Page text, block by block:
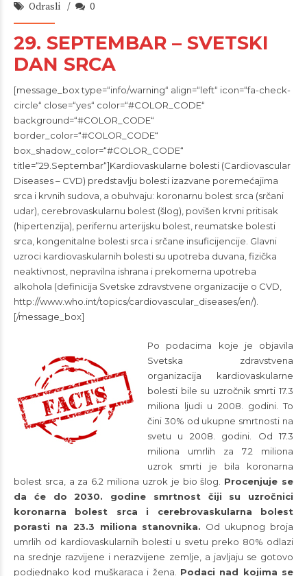
Odrasli 0
29. SEPTEMBAR – SVETSKI
DAN SRCA
[message_box type=“info/warning“ align=“left“ icon=“fa-check-
circle“ close=“yes“ color=“#COLOR_CODE“
background=“#COLOR_CODE“
border_color=“#COLOR_CODE“
box_shadow_color=“#COLOR_CODE“
title=“29.Septembar“]Kardiovaskularne bolesti (Cardiovascular
Diseases – CVD) predstavlju bolesti izazvane poremećajima
srca i krvnih sudova, a obuhvaju: koronarnu bolest srca (srčani
udar), cerebrovaskularnu bolest (šlog), povišen krvni pritisak
(hipertenzija), perifernu arterijsku bolest, reumatske bolesti
srca, kongenitalne bolesti srca i srčane insuficijencije. Glavni
uzroci kardiovaskularnih bolesti su upotreba duvana, fizička
neaktivnost, nepravilna ishrana i prekomerna upotreba
alkohola (definicija Svetske zdravstvene organizacije o CVD,
http://www.who.int/topics/cardiovascular_diseases/en/).
[/message_box]
Po podacima koje je objavila
Svetska zdravstvena
organizacija kardiovaskularne
bolesti bile su uzročnik smrti 17.3
miliona ljudi u 2008. godini. To
čini 30% od ukupne smrtnosti na
svetu u 2008. godini. Od 17.3
miliona umrlih za 7.2 miliona
uzrok smrti je bila koronarna
bolest srca, a za 6.2 miliona uzrok je bio šlog. Procenjuje se
da će do 2030. godine smrtnost čiji su uzročnici
koronarna bolest srca i cerebrovaskularna bolest
porasti na 23.3 miliona stanovnika. Od ukupnog broja
umrlih od kardiovaskularnih bolesti u svetu preko 80% odlazi
na srednje razvijene i nerazvijene zemlje, a javljaju se gotovo
podjednako kod muškaraca i žena. Podaci nad kojima se